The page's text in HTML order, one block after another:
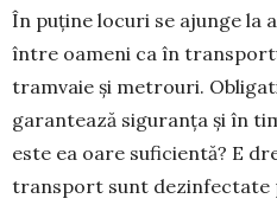
În puține locuri se ajunge la
între oameni ca în
tramvaie și metrouri.
garantează si­gu­ranța și în
este ea oare suficientă? E
transport sunt dezinfectate